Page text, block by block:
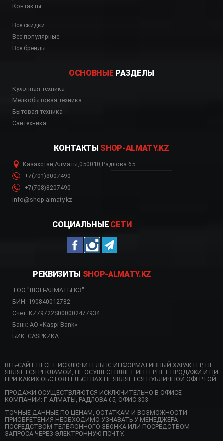
Контакты
Все скидки
Все популярные
Все бренды
ОСНОВНЫЕ РАЗДЕЛЫ
Кухонная техника
Мелкобытовая техника
Бытовая техника
Сантехника
КОНТАКТЫ SHOP-ALMATY.KZ
Казахстан,Алматы,050010,Радлова 65
+7(701)8007490
+7(708)8207490
info@shop-almaty.kz
СОЦИАЛЬНЫЕ СЕТИ
РЕКВИЗИТЫ SHOP-ALMATY.KZ
ТОО "ШОП-АЛМАТЫ.КЗ"
БИН: 190840012782
Счет: KZ79722S000002477934
Банк: АО «Kaspi Bank»
БИК: CASPKZKA
ВЕБ-САЙТ НЕСЕТ ИСКЛЮЧИТЕЛЬНО ИНФОРМАТИВНЫЙ ХАРАКТЕР, НЕ
ЯВЛЯЕТСЯ РЕКЛАМОЙ, НЕ ОСУЩЕСТВЛЯЕТ ИНТЕРНЕТ ПРОДАЖИ И НИ
ПРИ КАКИХ ОБСТОЯТЕЛЬСТВАХ НЕ ЯВЛЯЕТСЯ ПУБЛИЧНОЙ ОФЕРТОЙ.
ПРОДАЖИ ОСУЩЕСТВЛЯЮТСЯ ИСКЛЮЧИТЕЛЬНО В ОФИСЕ
КОМПАНИИ: Г. АЛМАТЫ, РАДЛОВА 65, ОФИС 303.
ТОЧНЫЕ ДАННЫЕ ПО ЦЕНАМ, ОСТАТКАМ И ВОЗМОЖНОСТИ
ПРИОБРЕТЕНИЯ НЕОБХОДИМО УЗНАВАТЬ У МЕНЕДЖЕРА
ПОСРЕДСТВОМ ТЕЛЕФОННОГО ЗВОНКА ИЛИ ПОСРЕДСТВОМ
ЗАПРОСА ЧЕРЕЗ ЭЛЕКТРОННУЮ ПОЧТУ.